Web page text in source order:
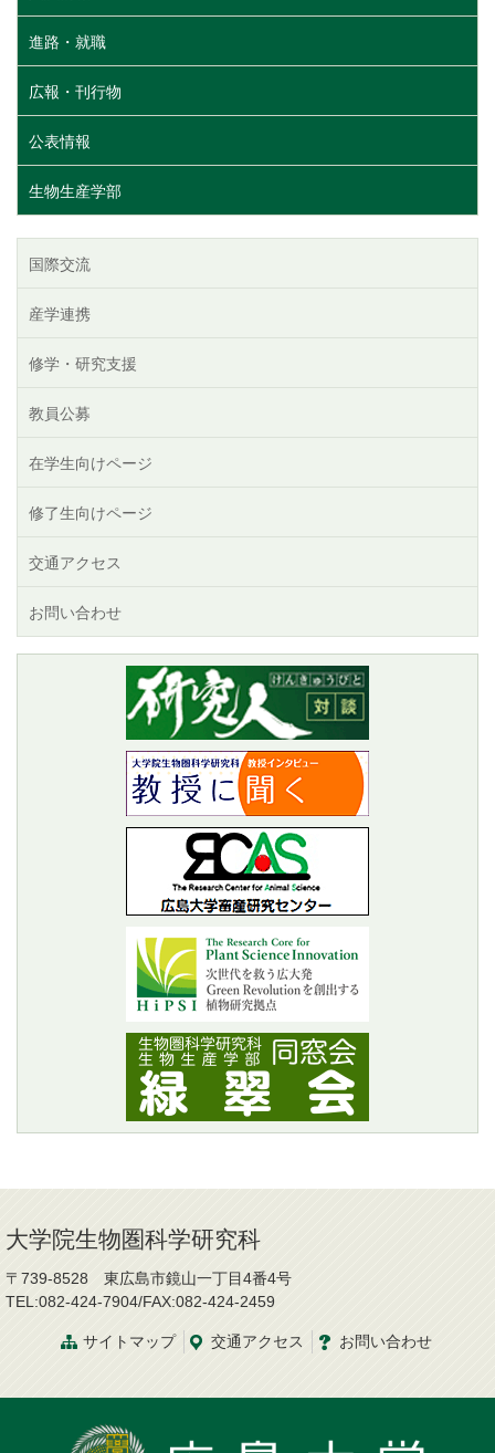
進路・就職
広報・刊行物
公表情報
生物生産学部
国際交流
産学連携
修学・研究支援
教員公募
在学生向けページ
修了生向けページ
交通アクセス
お問い合わせ
大学院生物圏科学研究科
〒739-8528 東広島市鏡山一丁目4番4号
TEL:082-424-7904/FAX:082-424-2459
サイトマップ 交通アクセス お問い合わせ